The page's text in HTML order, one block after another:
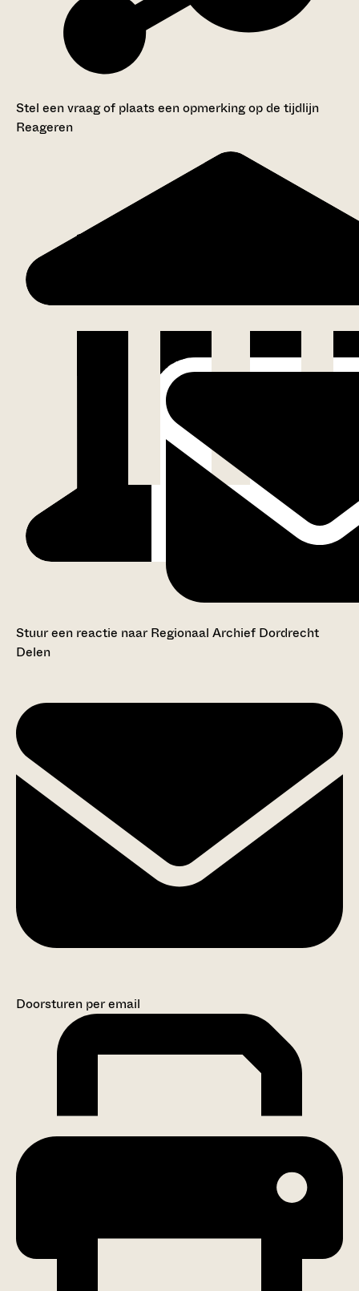
Stel een vraag of plaats een opmerking op de tijdlijn
Reageren
Stuur een reactie naar Regionaal Archief Dordrecht
Delen
Doorsturen per email